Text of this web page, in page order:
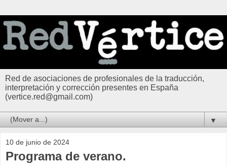
Red de asociaciones de profesionales de la traducción,
interpretación y corrección presentes en España
(vertice.red@gmail.com)
▼
10 de junio de 2024
Programa de verano.